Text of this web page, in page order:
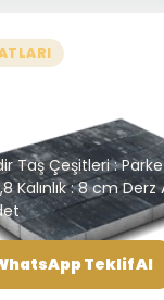
Taş Çeşitleri :
Kalınlık : 8 cm Derz
adet
Teklif Al